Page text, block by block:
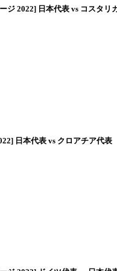
ジ 2022] 日本代表 vs コスタリ
日本代表 vs クロアチア代表